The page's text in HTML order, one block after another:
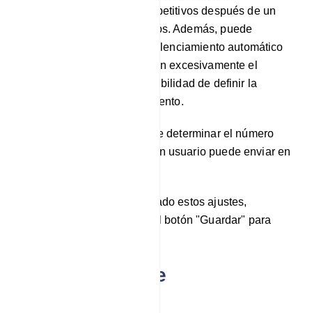
automática de mensajes repetitivos después de un
número determinado de usos. Además, puede
configurar una función de silenciamiento automático
para los usuarios que envían excesivamente el
mismo mensaje, con la posibilidad de definir la
duración de este silenciamiento.
Además, tienes la opción de determinar el número
máximo de mensajes que un usuario puede enviar en
Una vez que haya configurado estos ajustes,
simplemente haga clic en el botón "Guardar" para
Enviar mensaje